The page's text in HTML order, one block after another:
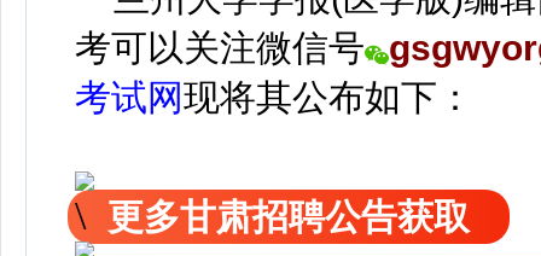
考可以关注微信号
考试网现将其公布如下：
更多甘肃招聘公告获取